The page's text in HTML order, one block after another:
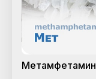
Метамфетамин